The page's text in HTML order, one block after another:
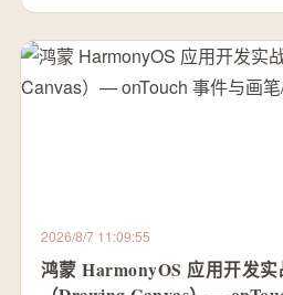
2026/8/7 11:09:55
鸿蒙 HarmonyOS 应用开发